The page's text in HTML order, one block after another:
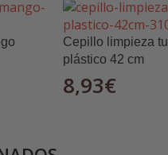
Elige el color que
Cepillo limpieza
plástico 42 cm
8,93€